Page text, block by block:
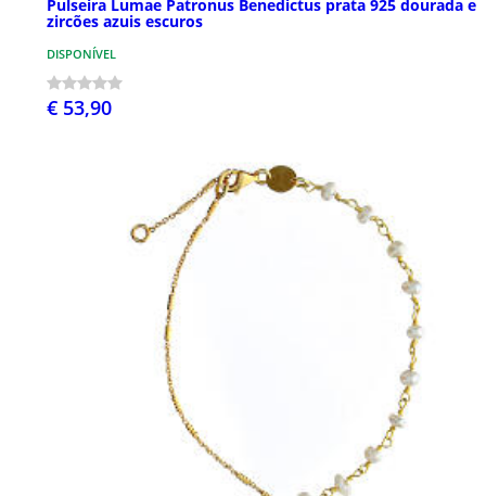
Pulseira Lumae Patronus Benedictus prata 925 dourada e
zircões azuis escuros
DISPONÍVEL
€ 53,90